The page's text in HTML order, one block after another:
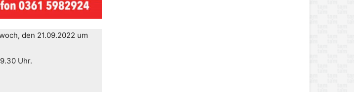
den 21.09.2022 um
Uhr.